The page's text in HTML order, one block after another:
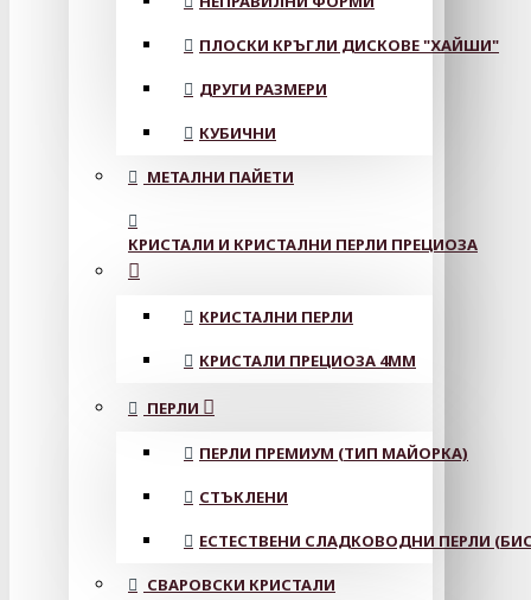
ПЛОСКИ КРЪГЛИ ДИСКОВЕ "ХАЙШИ"
ДРУГИ РАЗМЕРИ
КУБИЧНИ
МЕТАЛНИ ПАЙЕТИ
КРИСТАЛИ И КРИСТАЛНИ ПЕРЛИ ПРЕЦИОЗА
КРИСТАЛНИ ПЕРЛИ
КРИСТАЛИ ПРЕЦИОЗА 4ММ
ПЕРЛИ
ПЕРЛИ ПРЕМИУМ (ТИП МАЙОРКА)
СТЪКЛЕНИ
ЕСТЕСТВЕНИ СЛАДКОВОДНИ ПЕРЛИ
СВАРОВСКИ КРИСТАЛИ